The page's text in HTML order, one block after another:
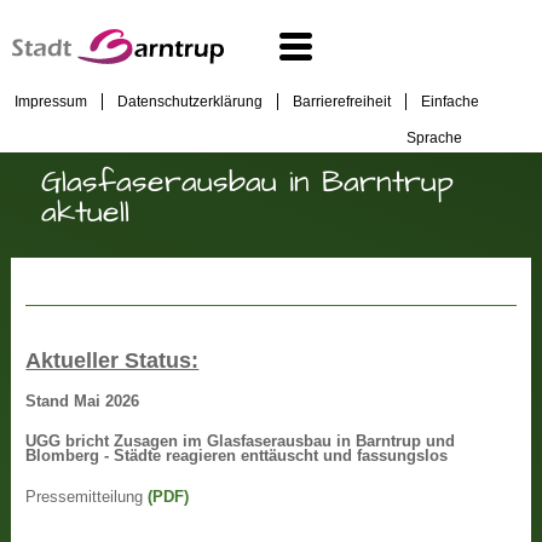
Impressum Datenschutzerklärung Barrierefreiheit Einfache
Sprache
Glasfaserausbau in Barntrup
aktuell
Aktueller Status:
Stand Mai 2026
UGG bricht Zusagen im Glasfaserausbau in Barntrup und
Blomberg - Städte reagieren enttäuscht und fassungslos
Pressemitteilung(PDF)